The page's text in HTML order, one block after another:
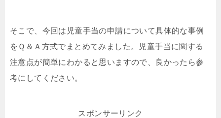
そこで、今回は児童手当の申請について具体的な事例
をＱ＆Ａ方式でまとめてみました。児童手当に関する
注意点が簡単にわかると思いますので、良かったら参
考にしてください。
スポンサーリンク